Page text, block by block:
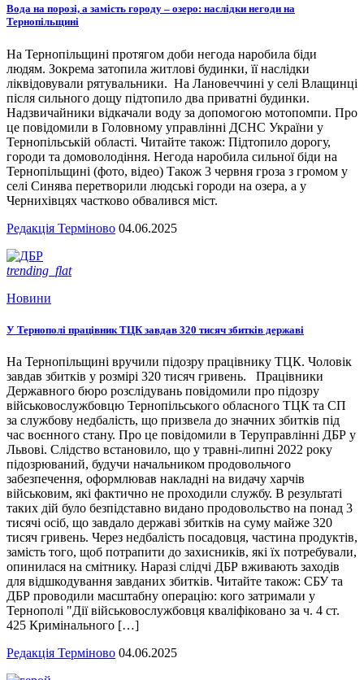
Вода на порозі, а замість городу – озеро: наслідки негоди на
Тернопільщині
На Тернопільщині протягом доби негода наробила біди
людям. Зокрема затопила житлові будинки, її наслідки
ліквідовували рятувальники. На Лановеччині у селі Влащинці
після сильного дощу підтопило два приватні будинки.
Надзвичайники відкачали воду за допомогою мотопомпи. Про
це повідомили в Головному управлінні ДСНС України у
Тернопільській області. Читайте також: Підтопило дорогу,
городи та домоволодіння. Негода наробила сильної біди на
Тернопільщині (фото, відео) Також 3 червня гроза з громом у
селі Синява перетворили людські городи на озера, а у
Чернихівцях частково обвалився міст.
Редакція Терміново 04.06.2025
trending_flat
Новини
У Тернополі працівник ТЦК завдав 320 тисяч збитків державі
На Тернопільщині вручили підозру працівнику ТЦК. Чоловік
завдав збитків у розмірі 320 тисяч гривень. Працівники
Державного бюро розслідувань повідомили про підозру
військовослужбовцю Тернопільського обласного ТЦК та СП
за службову недбалість, що призвела до значних збитків під
час воєнного стану. Про це повідомили в Теруправлінні ДБР у
Львові. Слідство встановило, що у травні-липні 2022 року
підозрюваний, будучи начальником продовольчого
забезпечення, оформлював накладні на видачу харчів
військовим, які фактично не проходили службу. В результаті
таких дій було безпідставно видано продовольство на понад 3
тисячі осіб, що завдало державі збитків на суму майже 320
тисяч гривень. Через недбалість посадовця, частина продуктів,
замість того, щоб потрапити до захисників, які їх потребували,
опинилася на смітнику. Наразі слідчі ДБР вживають заходів
для відшкодування завданих збитків. Читайте також: СБУ та
ДБР проводили масштабну операцію: кого затримали у
Тернополі "Дії військовослужбовця кваліфіковано за ч. 4 ст.
425 Кримінального […]
Редакція Терміново 04.06.2025